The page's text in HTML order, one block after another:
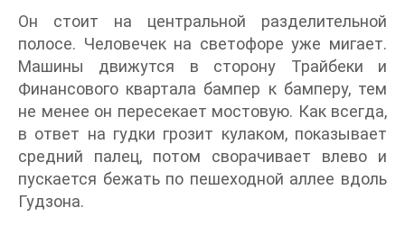
Он стоит на центральной разделительной
полосе. Человечек на светофоре уже мигает.
Машины движутся в сторону Трайбеки и
Финансового квартала бампер к бамперу, тем
не менее он пересекает мостовую. Как всегда,
в ответ на гудки грозит кулаком, показывает
средний палец, потом сворачивает влево и
пускается бежать по пешеходной аллее вдоль
Гудзона.